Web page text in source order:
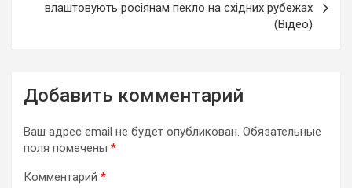
влаштовують росіянам пекло на східних рубежах
(Відео)
Добавить комментарий
Ваш адрес email не будет опубликован. Обязательные
поля помечены *
Комментарий *